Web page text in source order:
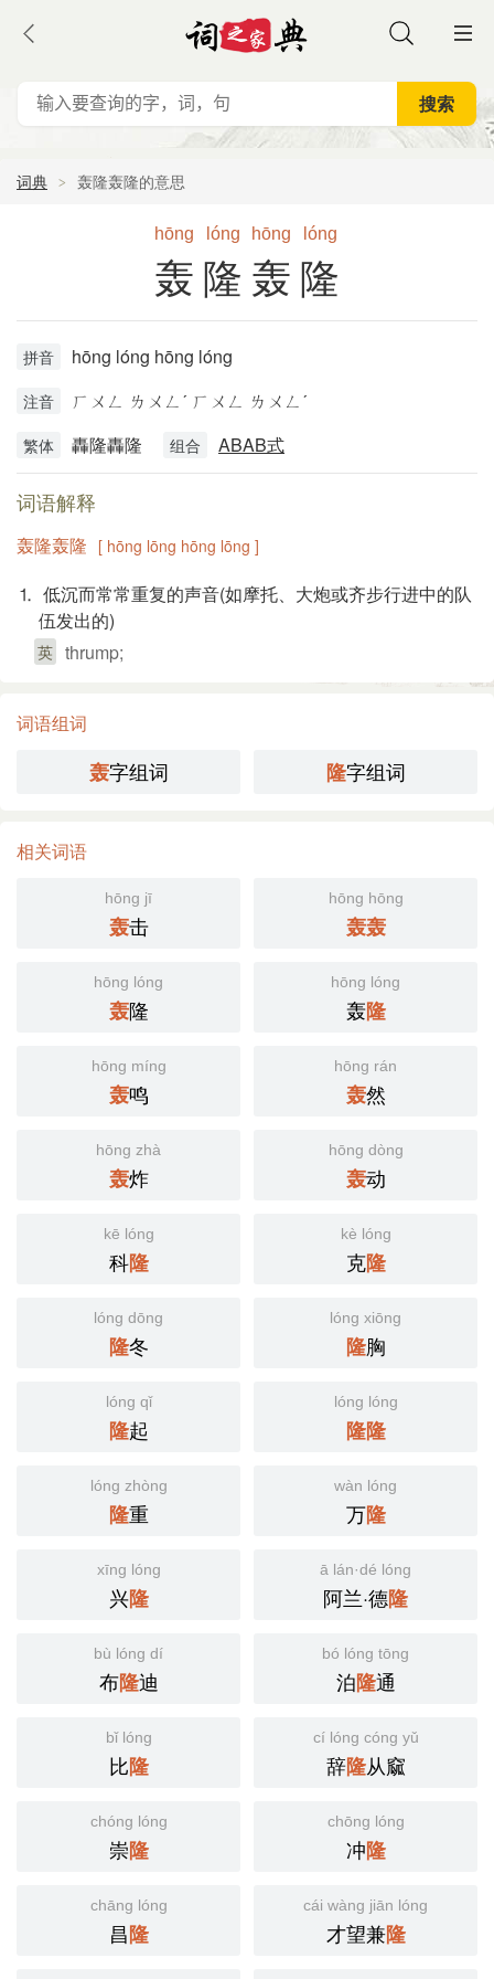
词典 轰隆轰隆的意思
hōng lóng hōng lóng
轰隆轰隆
拼音 hōng lóng hōng lóng
注音 ㄏㄨㄥ ㄌㄨㄥˊ ㄏㄨㄥ ㄌㄨㄥˊ
繁体 轟隆轟隆 组合 ABAB式
词语解释
轰隆轰隆 [ hōng lōng hōng lōng ]
⒈ 低沉而常常重复的声音(如摩托、大炮或齐步行进中的队
伍发出的)
英 thrump;
词语组词
轰字组词 隆字组词
相关词语
hōng jī
轰击
hōng hōng
轰轰
hōng lóng
轰隆
hōng lóng
轰隆
hōng míng
轰鸣
hōng rán
轰然
hōng zhà
轰炸
hōng dòng
轰动
kē lóng
科隆
kè lóng
克隆
lóng dōng
隆冬
lóng xiōng
隆胸
lóng qǐ
隆起
lóng lóng
隆隆
lóng zhòng
隆重
wàn lóng
万隆
xīng lóng
兴隆
ā lán·dé lóng
阿兰·德隆
bù lóng dí
布隆迪
bó lóng tōng
泊隆通
bǐ lóng
比隆
cí lóng cóng yǔ
辞隆从窳
chóng lóng
崇隆
chōng lóng
冲隆
chāng lóng
昌隆
cái wàng jiān lóng
才望兼隆